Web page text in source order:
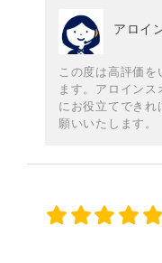
アロイ
この度は高評価
ます。アロイン
にお役立てできれ
願いいたします。